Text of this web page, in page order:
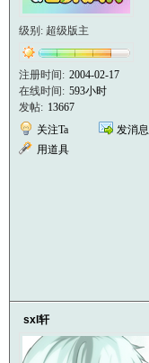
级别: 超级版主
注册时间: 2004-02-17
在线时间: 593小时
发帖: 13667
关注Ta
发消息
用道具
sxl轩